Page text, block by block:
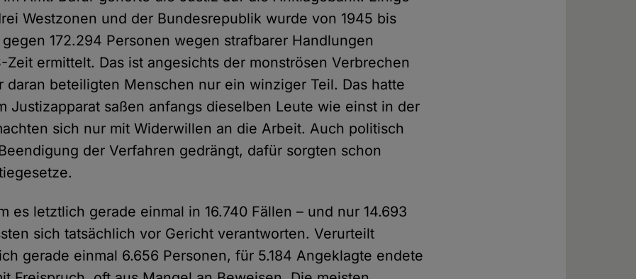
Westzonen und der Bundesrepublik wurde von 1945 bis
172.294 Personen wegen strafbarer Handlungen
Zeit ermittelt. Das ist angesichts der monströsen Verbrechen
daran beteiligten Menschen nur ein winziger Teil. Das hatte
Justizapparat saßen anfangs dieselben Leute wie einst in der
sich nur mit Widerwillen an die Arbeit. Auch politisch
der Verfahren gedrängt, dafür sorgten schon
es letztlich gerade einmal in 16.740 Fällen – und nur 14.693
sich tatsächlich vor Gericht verantworten. Verurteilt
gerade einmal 6.656 Personen, für 5.184 Angeklagte endete